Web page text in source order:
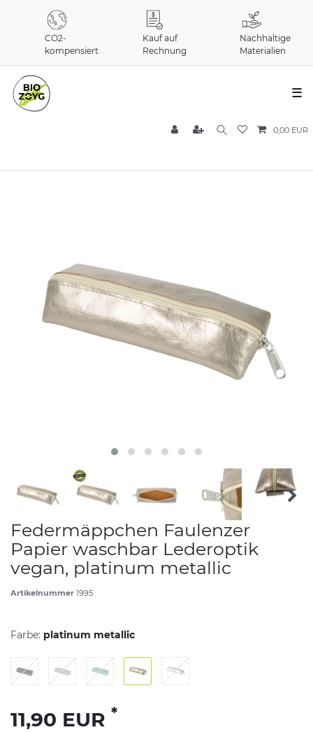
CO2-
kompensiert
Kauf auf
Rechnung
Nachhaltige
Materialien
☰
0,00 EUR
Federmäppchen Faulenzer
Papier waschbar Lederoptik
vegan, platinum metallic
Artikelnummer 1995
Farbe: platinum metallic
11,90 EUR *